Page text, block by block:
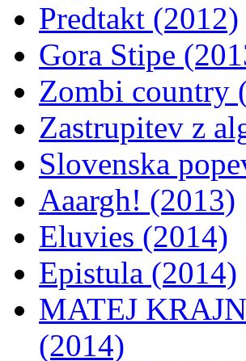
Predtakt (2012)
Gora Stipe
Zombi country
Zastrupitev z
Slovenska
Aaargh! (2013)
Eluvies (2014)
Epistula (2014)
MATEJ
(2014)